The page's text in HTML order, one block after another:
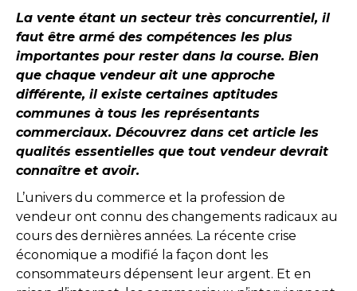
La vente étant un secteur très concurrentiel, il
faut être armé des compétences les plus
importantes pour rester dans la course. Bien
que chaque vendeur ait une approche
différente, il existe certaines aptitudes
communes à tous les représentants
commerciaux. Découvrez dans cet article les
qualités essentielles que tout vendeur devrait
connaître et avoir.
L’univers du commerce et la profession de
vendeur ont connu des changements radicaux au
cours des dernières années. La récente crise
économique a modifié la façon dont les
consommateurs dépensent leur argent. Et en